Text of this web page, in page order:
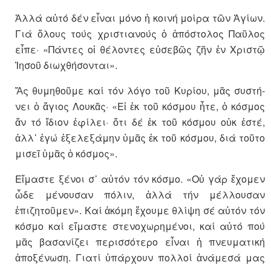
Ἀλλά αὐτό δέν εἶναι μόνο ἡ κοι­νή μοίρα τῶν Ἁγίων.
Γιά ὅλους τούς χριστιανούς ὁ ἀπόστολος Παῦ­λος
εἶπε· «Πάντες οἱ θέλοντες εὐσεβῶς ζῆν ἐν Χριστῷ
Ἰησοῦ διω­­χθήσονται».
Ἄς θυμηθοῦμε καί τόν λόγο τοῦ Κυρίου, μᾶς συστή­
νει ὁ ἅγιος Λου­κᾶς· «Εἰ ἐκ τοῦ κό­σμου ἦτε, ὁ κό­σμος
ἄν τό ἴδιον ἐφί­λει· ὅτι δέ ἐκ τοῦ κόσμου οὐκ ἐστέ,
ἀλλ᾽ ἐγώ ἐξε­­λεξάμην ὑμᾶς ἐκ τοῦ κόσμου, διά τοῦτο
μισεῖ ὑμᾶς ὁ κόσμος».
Εἴμαστε ξένοι σ᾽ αὐτόν τόν κό­σμο. «Οὐ γάρ ἔχομεν
ὦδε μένου­σαν πόλιν, ἀλλά τήν μέλλουσαν
ἐπιζητοῦμεν». Καί ἀκόμη ἔχουμε θλίψη σέ αὐ­­­­τόν τόν
κόσμο καί εἴ­μαστε στε­νο­­χωρημένοι, καί αὐτό πού
μᾶς βα­σανίζει περισσότερο εἶ­ναι ἡ πνευ­­ματική
ἀποξένωση. Για­τί ὑπάρ­χουν πολλοί ἀνάμεσά μας